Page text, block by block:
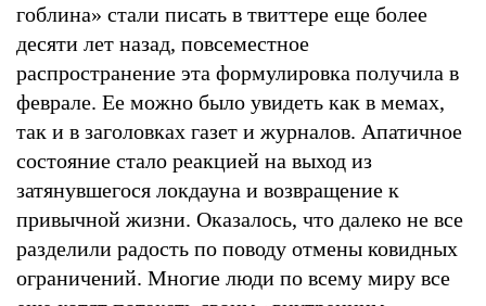
гоблина» стали писать в твиттере еще более
десяти лет назад, повсеместное
распространение эта формулировка получила в
феврале. Ее можно было увидеть как в мемах,
так и в заголовках газет и журналов. Апатичное
состояние стало реакцией на выход из
затянувшегося локдауна и возвращение к
привычной жизни. Оказалось, что далеко не все
разделили радость по поводу отмены ковидных
ограничений. Многие люди по всему миру все